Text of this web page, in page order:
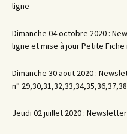
ligne
Dimanche 04 octobre 2020 :
ligne et mise à jour Petite
Dimanche 30 aout 2020 :
n°
Jeudi 02 juillet 2020 :